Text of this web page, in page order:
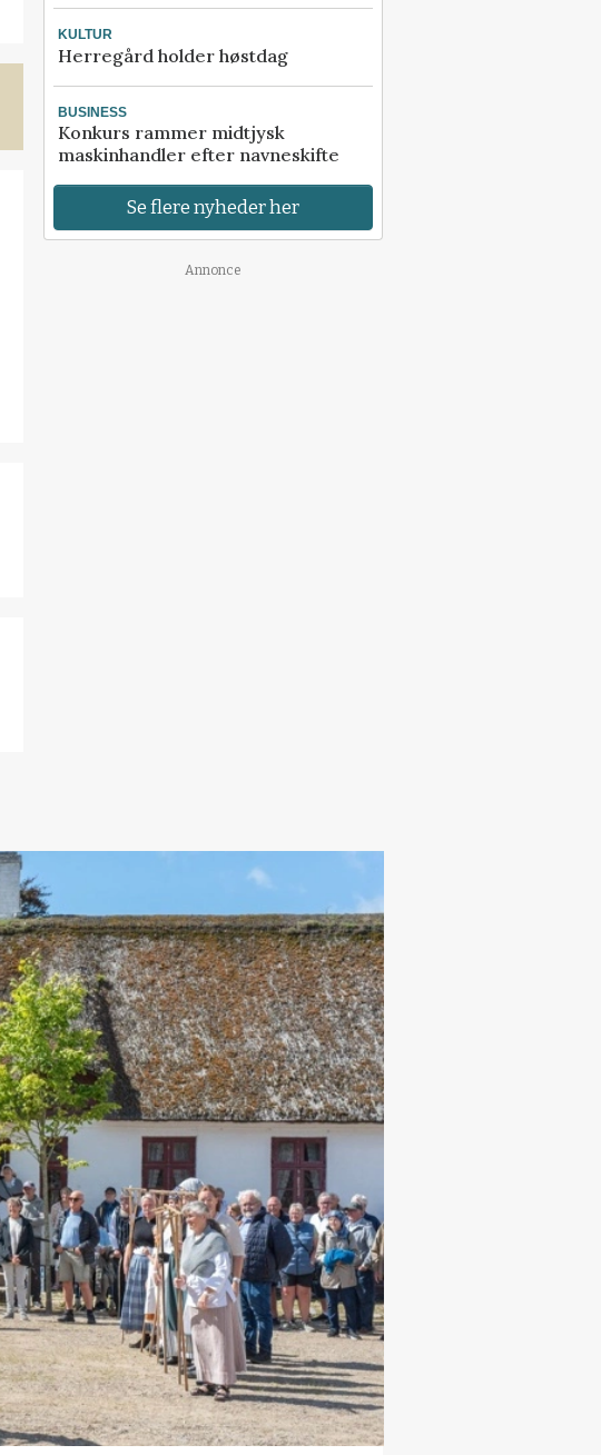
KULTUR
Herregård holder høstdag
BUSINESS
Konkurs rammer midtjysk
maskinhandler efter navneskifte
Se flere nyheder her
Annonce